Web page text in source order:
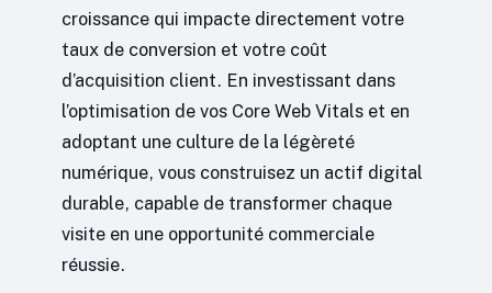
croissance qui impacte directement votre
taux de conversion et votre coût
d’acquisition client. En investissant dans
l’optimisation de vos Core Web Vitals et en
adoptant une culture de la légèreté
numérique, vous construisez un actif digital
durable, capable de transformer chaque
visite en une opportunité commerciale
réussie.